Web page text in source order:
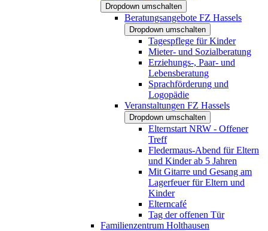
Dropdown umschalten
Beratungsangebote FZ Hassels
Dropdown umschalten
Tagespflege für Kinder
Mieter- und Sozialberatung
Erziehungs-, Paar- und
Lebensberatung
Sprachförderung und
Logopädie
Veranstaltungen FZ Hassels
Dropdown umschalten
Elternstart NRW - Offener
Treff
Fledermaus-Abend für Eltern
und Kinder ab 5 Jahren
Mit Gitarre und Gesang am
Lagerfeuer für Eltern und
Kinder
Elterncafé
Tag der offenen Tür
Familienzentrum Holthausen